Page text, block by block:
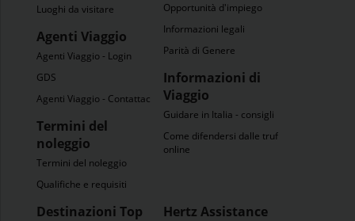
Luoghi da visitare
Agenti Viaggio
Agenti Viaggio - Login
GDS
Agenti Viaggio - Contattaci
Termini del
noleggio
Termini del noleggio
Qualifiche e requisiti
Opportunità d'impiego
Informazioni legali
Parità di Genere
Informazioni di
Viaggio
Guidare in Italia - consigli
Come difendersi dalle truffe
online
Destinazioni Top Hertz Assistance